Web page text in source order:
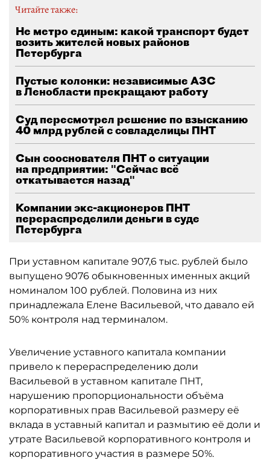
Читайте также:
Не метро единым: какой транспорт будет
возить жителей новых районов
Петербурга
Пустые колонки: независимые АЗС
в Ленобласти прекращают работу
Суд пересмотрел решение по взысканию
40 млрд рублей с совладелицы ПНТ
Сын сооснователя ПНТ о ситуации
на предприятии: "Сейчас всё
откатывается назад"
Компании экс-акционеров ПНТ
перераспределили деньги в суде
Петербурга
При уставном капитале 907,6 тыс. рублей было
выпущено 9076 обыкновенных именных акций
номиналом 100 рублей. Половина из них
принадлежала Елене Васильевой, что давало ей
50% контроля над терминалом.
Увеличение уставного капитала компании
привело к перераспределению доли
Васильевой в уставном капитале ПНТ,
нарушению пропорциональности объёма
корпоративных прав Васильевой размеру её
вклада в уставный капитал и размытию её доли и
утрате Васильевой корпоративного контроля и
корпоративного участия в размере 50%.